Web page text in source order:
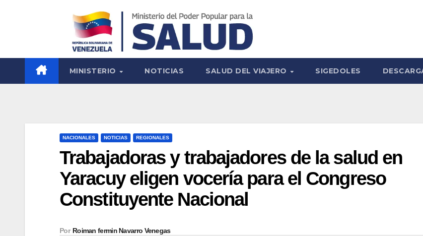
MINISTERIO NOTICIAS SALUD DEL VIAJERO SIGEDOLES
NACIONALES NOTICIAS REGIONALES
Trabajadoras y trabajadores de la salud en
Yaracuy eligen vocería para el Congreso
Constituyente Nacional
Por Roiman fermin Navarro Venegas